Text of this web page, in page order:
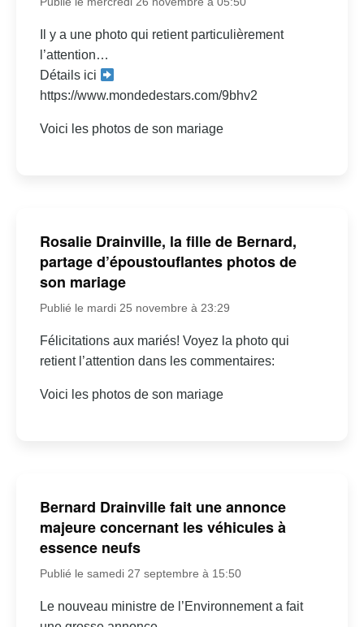
Il y a une photo qui retient particulièrement
l’attention…
Détails ici
https://www.mondedestars.com/9bhv2
Voici les photos de son mariage
Rosalie Drainville, la fille de Bernard,
partage d’époustouflantes photos de
son mariage
Publié le mardi 25 novembre à 23:29
Félicitations aux mariés! Voyez la photo qui
retient l’attention dans les commentaires:
Voici les photos de son mariage
Bernard Drainville fait une annonce
majeure concernant les véhicules à
essence neufs
Publié le samedi 27 septembre à 15:50
Le nouveau ministre de l’Environnement a fait